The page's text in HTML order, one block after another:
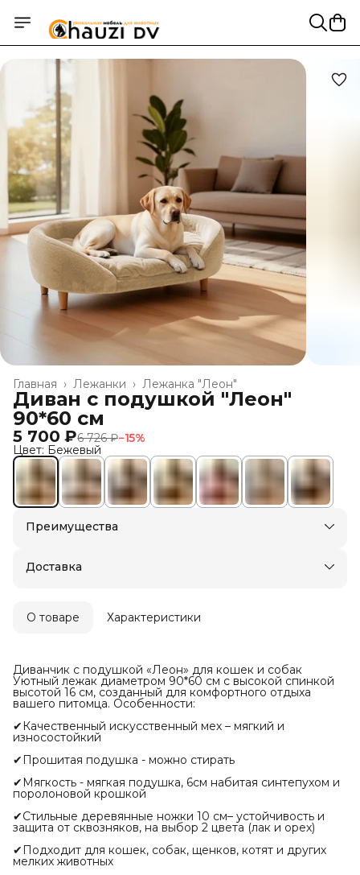
Лежанка "Леон"
Лежанки ›
Главная ›
Диван с подушкой "Леон"
90*60 см
5 700 ₽6 726 ₽−15%
Цвет: Бежевый
Преимущества
Доставка в пункты выдачи или до двери
Доставка
О товаре Характеристики
Диванчик с подушкой «Леон» для кошек и собак
Уютный лежак диаметром 90*60 см с высокой спинкой
высотой 16 см, созданный для комфортного отдыха
вашего питомца. Особенности:
✔Качественный искусственный мех – мягкий и
износостойкий
✔Прошитая подушка - можно стирать
✔Мягкость - мягкая подушка, 6см набитая синтепухом и
поролоновой крошкой
✔Стильные деревянные ножки 10 см– устойчивость и
защита от сквозняков, на выбор 2 цвета (лак и орех)
✔Подходит для кошек, собак, щенков, котят и других
мелких животных